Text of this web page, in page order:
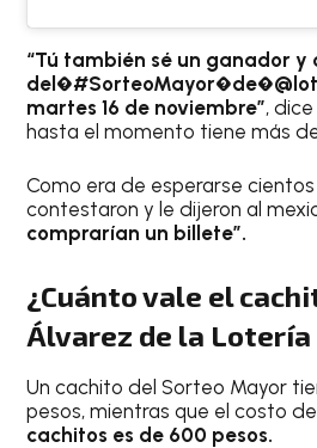
“Tú también sé un ganador
martes 16 de noviembre”,
hasta el momento tiene más de
Como era de esperarse
contestaron y le dijeron al
comprarían un billete”.
¿Cuánto vale el
Álvarez de la Lotería
Un cachito del Sorteo Mayor
pesos, mientras que el costo
cachitos es de 600 pesos.